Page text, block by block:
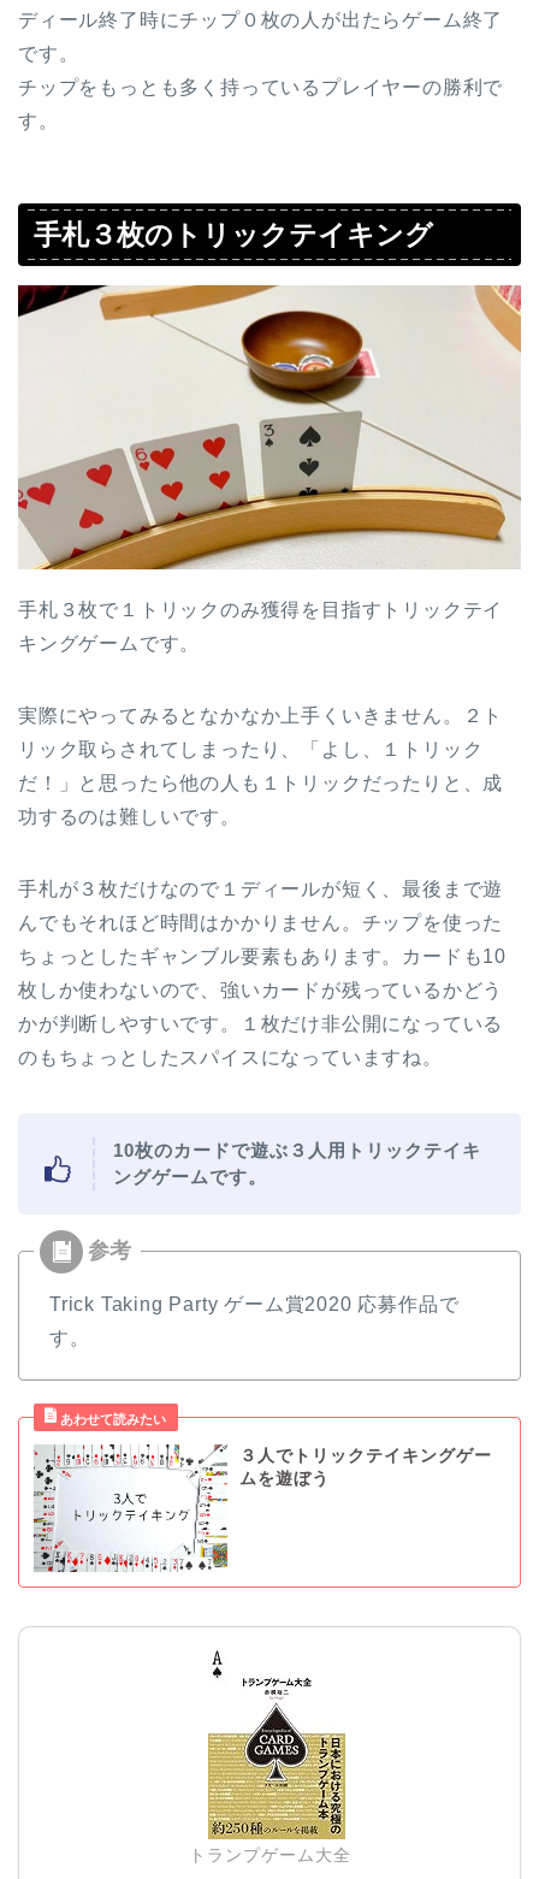
ディール終了時にチップ０枚の人が出たらゲーム終了
です。
チップをもっとも多く持っているプレイヤーの勝利で
す。
手札３枚のトリックテイキング
手札３枚で１トリックのみ獲得を目指すトリックテイ
キングゲームです。
実際にやってみるとなかなか上手くいきません。２ト
リック取らされてしまったり、「よし、１トリック
だ！」と思ったら他の人も１トリックだったりと、成
功するのは難しいです。
手札が３枚だけなので１ディールが短く、最後まで遊
んでもそれほど時間はかかりません。チップを使った
ちょっとしたギャンブル要素もあります。カードも10
枚しか使わないので、強いカードが残っているかどう
かが判断しやすいです。１枚だけ非公開になっている
のもちょっとしたスパイスになっていますね。
10枚のカードで遊ぶ３人用トリックテイキ
ングゲームです。
Trick Taking Party ゲーム賞2020 応募作品で
す。
３人でトリックテイキングゲー
ムを遊ぼう
トランプゲーム大全